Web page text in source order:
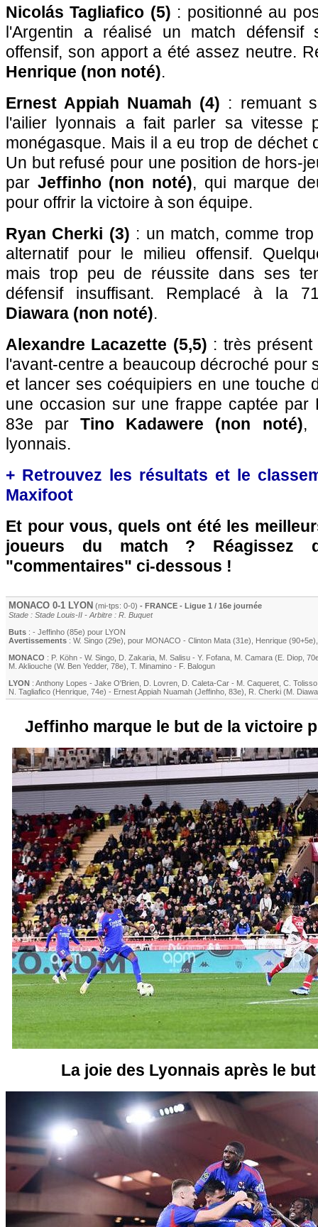
Nicolás Tagliafico (5) : positionné au
l'Argentin a réalisé un match défensif
offensif, son apport a été assez neutre.
Henrique (non noté).
Ernest Appiah Nuamah (4) : remuant
l'ailier lyonnais a fait parler sa vitesse
monégasque. Mais il a eu trop de déchet
Un but refusé pour une position de hors-
par Jeffinho (non noté), qui marque
pour offrir la victoire à son équipe.
Ryan Cherki (3) : un match, comme
alternatif pour le milieu offensif.
mais trop peu de réussite dans ses
défensif insuffisant. Remplacé à la
Diawara (non noté).
Alexandre Lacazette (5,5) : très
l'avant-centre a beaucoup décroché pour
et lancer ses coéquipiers en une touche
une occasion sur une frappe captée par
83e parTino Kadawere (non noté),
lyonnais.
+ Retrouvez les résultats et le
Maxifoot
Et pour vous, quels ont été les
joueurs du match ? Réagissez
"commentaires" ci-dessous !
MONACO 0-1 LYON (mi-tps: 0-0) - FRANCE - Ligue 1 / 16e journée
Stade : Stade Louis-II - Arbitre : R. Buquet
Buts : - Jeffinho (85e) pour LYON
Avertissements : W. Singo (29e) , pour MONACO - Clinton Mata (31e) Henrique (90+5e)
MONACO : P. Köhn - W. Singo D. Zakaria M. Salisu - Y. Fofana M. Camara (E. Diop ,
M. Akliouche (W. Ben Yedder, 78e) T. Minamino - F. Balogun
LYON : Anthony Lopes - Jake O'Brien D. Lovren D. Caleta-Car - M. Caqueret C. Tolisso
N. Tagliafico (Henrique , 74e) - Ernest Appiah Nuamah (Jeffinho , 83e) R. Cherki (M.
Jeffinho marque le but de la victoire
La joie des Lyonnais après le